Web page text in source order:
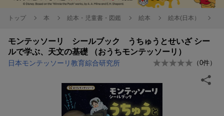
トップ 本 絵本・児童書・図鑑 絵本 絵本(日本）
モンテッソーリ シールブック うちゅうとせいざ シー
ルで学ぶ、天文の基礎 （おうちモンテッソーリ）
日本モンテッソーリ教育綜合研究所 （0件）